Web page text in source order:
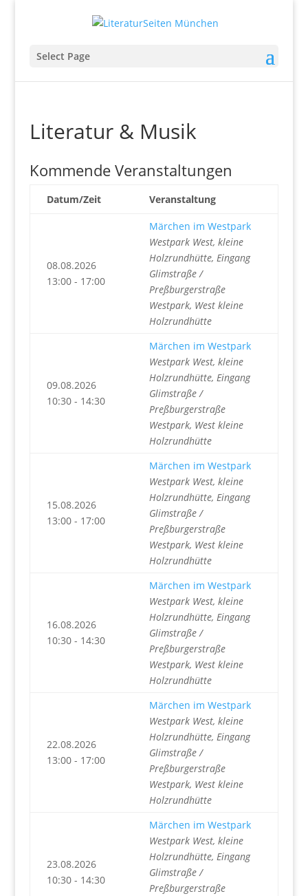
Select Page
Literatur & Musik
Kommende Veranstaltungen
Datum/Zeit Veranstaltung
08.08.2026
13:00 - 17:00
Märchen im Westpark
Westpark West, kleine
Holzrundhütte, Eingang
Glimstraße /
Preßburgerstraße
Westpark, West kleine
Holzrundhütte
09.08.2026
10:30 - 14:30
Märchen im Westpark
Westpark West, kleine
Holzrundhütte, Eingang
Glimstraße /
Preßburgerstraße
Westpark, West kleine
Holzrundhütte
15.08.2026
13:00 - 17:00
Märchen im Westpark
Westpark West, kleine
Holzrundhütte, Eingang
Glimstraße /
Preßburgerstraße
Westpark, West kleine
Holzrundhütte
16.08.2026
10:30 - 14:30
Märchen im Westpark
Westpark West, kleine
Holzrundhütte, Eingang
Glimstraße /
Preßburgerstraße
Westpark, West kleine
Holzrundhütte
22.08.2026
13:00 - 17:00
Märchen im Westpark
Westpark West, kleine
Holzrundhütte, Eingang
Glimstraße /
Preßburgerstraße
Westpark, West kleine
Holzrundhütte
23.08.2026
10:30 - 14:30
Märchen im Westpark
Westpark West, kleine
Holzrundhütte, Eingang
Glimstraße /
Preßburgerstraße